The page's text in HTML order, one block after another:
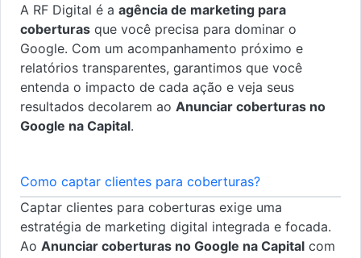
A RF Digital é a agência de marketing para
coberturas que você precisa para dominar o
Google. Com um acompanhamento próximo e
relatórios transparentes, garantimos que você
entenda o impacto de cada ação e veja seus
resultados decolarem ao Anunciar coberturas no
Google na Capital.
Como captar clientes para coberturas?
Captar clientes para coberturas exige uma
estratégia de marketing digital integrada e focada.
Ao Anunciar coberturas no Google na Capital com